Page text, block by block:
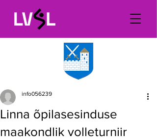
Linna õpilasesinduse
maakondlik volleturniir
info056239